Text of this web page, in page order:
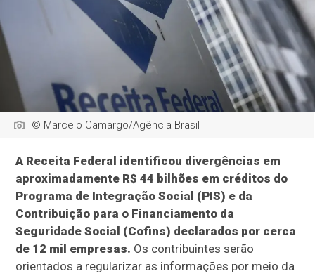
© Marcelo Camargo/Agência Brasil
A Receita Federal identificou divergências em
aproximadamente R$ 44 bilhões em créditos do
Programa de Integração Social (PIS) e da
Contribuição para o Financiamento da
Seguridade Social (Cofins) declarados por cerca
de 12 mil empresas. Os contribuintes serão
orientados a regularizar as informações por meio da